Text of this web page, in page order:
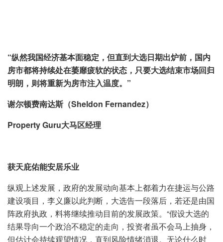
“纵然我国经济基本面稳定，但直到大选日期出炉前，国内
房市都将持续处在萎靡疲软的状态，只要大选结束市场回归
明朗，则将重新为房市注入温度。 ”
谢尔顿费南达斯（Sheldon Fernandez）
Property Guru大马区经理
获天庇佑能安居乐业
纵观上述发展，政府的发展动向基本上都着力在捷运与公路
建设项目，李义廉以此判断，大选告一段落后，若还是由国
阵政府执政，料将继续推动目前的发展政策。“假设大选的
结果导向一个政治不稳定的走向，投资者虽不会马上抽身，
但估计会持续观望情况，直到风险情绪消退。无论什么时